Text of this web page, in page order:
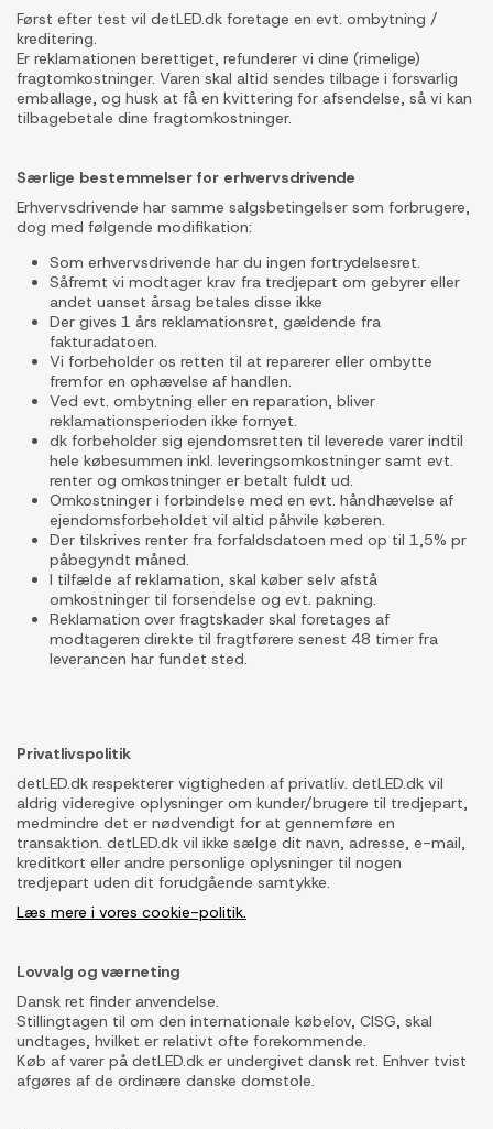
Først efter test vil detLED.dk foretage en evt. ombytning /
kreditering.
Er reklamationen berettiget, refunderer vi dine (rimelige)
fragtomkostninger. Varen skal altid sendes tilbage i forsvarlig
emballage, og husk at få en kvittering for afsendelse, så vi kan
tilbagebetale dine fragtomkostninger.
Særlige bestemmelser for erhvervsdrivende
Erhvervsdrivende har samme salgsbetingelser som forbrugere,
dog med følgende modifikation:
Som erhvervsdrivende har du ingen fortrydelsesret.
Såfremt vi modtager krav fra tredjepart om gebyrer eller
andet uanset årsag betales disse ikke
Der gives 1 års reklamationsret, gældende fra
fakturadatoen.
Vi forbeholder os retten til at reparerer eller ombytte
fremfor en ophævelse af handlen.
Ved evt. ombytning eller en reparation, bliver
reklamationsperioden ikke fornyet.
dk forbeholder sig ejendomsretten til leverede varer indtil
hele købesummen inkl. leveringsomkostninger samt evt.
renter og omkostninger er betalt fuldt ud.
Omkostninger i forbindelse med en evt. håndhævelse af
ejendomsforbeholdet vil altid påhvile køberen.
Der tilskrives renter fra forfaldsdatoen med op til 1,5% pr
påbegyndt måned.
I tilfælde af reklamation, skal køber selv afstå
omkostninger til forsendelse og evt. pakning.
Reklamation over fragtskader skal foretages af
modtageren direkte til fragtførere senest 48 timer fra
leverancen har fundet sted.
Privatlivspolitik
detLED.dk respekterer vigtigheden af privatliv. detLED.dk vil
aldrig videregive oplysninger om kunder/brugere til tredjepart,
medmindre det er nødvendigt for at gennemføre en
transaktion. detLED.dk vil ikke sælge dit navn, adresse, e-mail,
kreditkort eller andre personlige oplysninger til nogen
tredjepart uden dit forudgående samtykke.
Læs mere i vores cookie-politik.
Lovvalg og værneting
Dansk ret finder anvendelse.
Stillingtagen til om den internationale købelov, CISG, skal
undtages, hvilket er relativt ofte forekommende.
Køb af varer på detLED.dk er undergivet dansk ret. Enhver tvist
afgøres af de ordinære danske domstole.